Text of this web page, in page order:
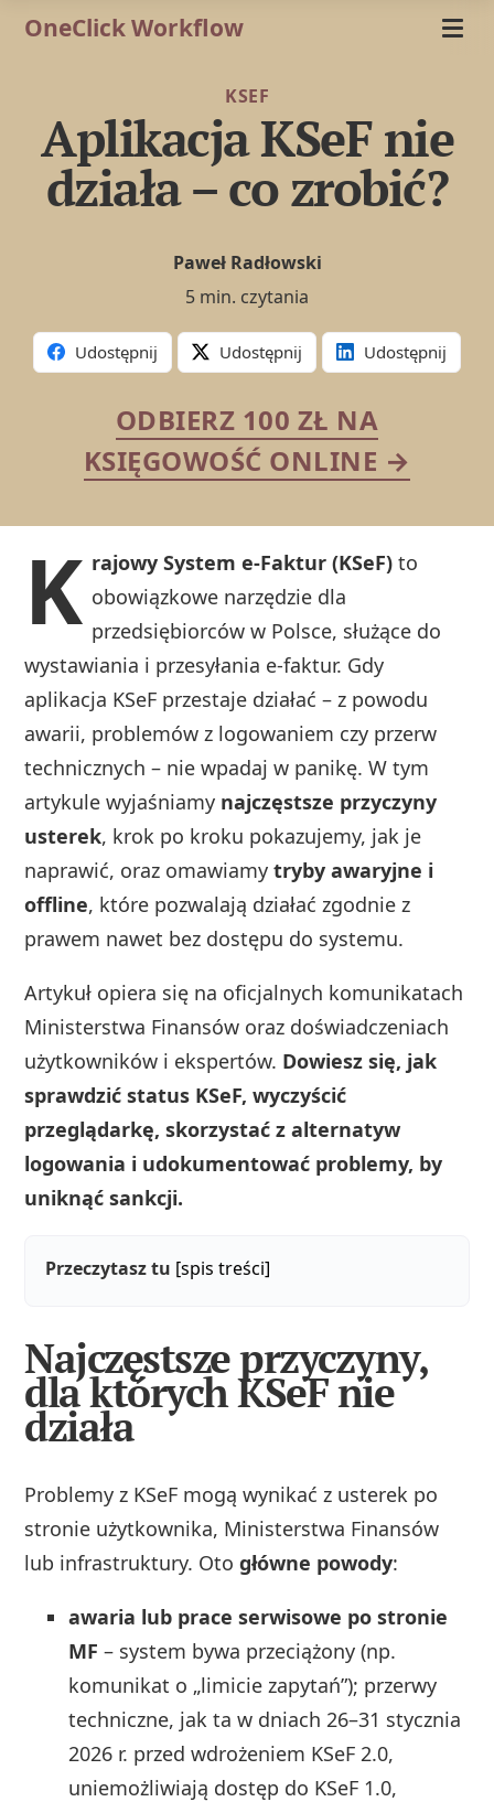
OneClick Workflow
KSEF
Aplikacja KSeF nie
działa – co zrobić?
Paweł Radłowski
5 min. czytania
Udostępnij Udostępnij Udostępnij
ODBIERZ 100 ZŁ NA
KSIĘGOWOŚĆ ONLINE →
K rajowy System e-Faktur (KSeF) to
obowiązkowe narzędzie dla
przedsiębiorców w Polsce, służące do
wystawiania i przesyłania e-faktur. Gdy
aplikacja KSeF przestaje działać – z powodu
awarii, problemów z logowaniem czy przerw
technicznych – nie wpadaj w panikę. W tym
artykule wyjaśniamy najczęstsze przyczyny
usterek, krok po kroku pokazujemy, jak je
naprawić, oraz omawiamytryby awaryjne i
offline, które pozwalają działać zgodnie z
prawem nawet bez dostępu do systemu.
Artykuł opiera się na oficjalnych komunikatach
Ministerstwa Finansów oraz doświadczeniach
użytkowników i ekspertów. Dowiesz się, jak
sprawdzić status KSeF, wyczyścić
przeglądarkę, skorzystać z alternatyw
logowania i udokumentować problemy, by
uniknąć sankcji.
Przeczytasz tu [spis treści]
Najczęstsze przyczyny,
dla których KSeF nie
działa
Problemy z KSeF mogą wynikać z usterek po
stronie użytkownika, Ministerstwa Finansów
lub infrastruktury. Otogłówne powody:
awaria lub prace serwisowe po stronie
MF – system bywa przeciążony (np.
komunikat o „limicie zapytań”); przerwy
techniczne, jak ta w dniach 26–31 stycznia
2026 r. przed wdrożeniem KSeF 2.0,
uniemożliwiają dostęp do KSeF 1.0,